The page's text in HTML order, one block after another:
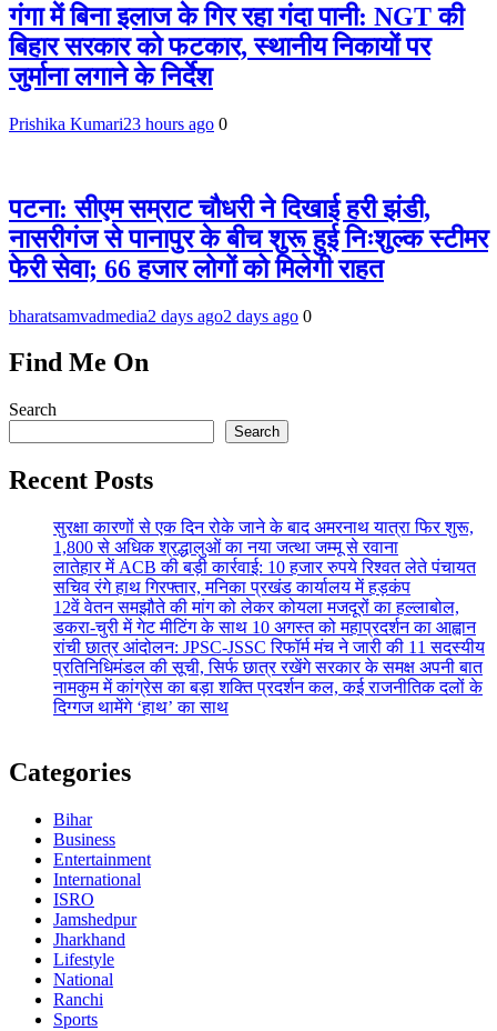
गंगा में बिना इलाज के गिर रहा गंदा पानी: NGT की
बिहार सरकार को फटकार, स्थानीय निकायों पर
जुर्माना लगाने के निर्देश
Prishika Kumari23 hours ago 0
पटना: सीएम सम्राट चौधरी ने दिखाई हरी झंडी,
नासरीगंज से पानापुर के बीच शुरू हुई निःशुल्क स्टीमर
फेरी सेवा; 66 हजार लोगों को मिलेगी राहत
bharatsamvadmedia2 days ago2 days ago 0
Find Me On
Search
Search
Recent Posts
सुरक्षा कारणों से एक दिन रोके जाने के बाद अमरनाथ यात्रा फिर शुरू,
1,800 से अधिक श्रद्धालुओं का नया जत्था जम्मू से रवाना
लातेहार में ACB की बड़ी कार्रवाई: 10 हजार रुपये रिश्वत लेते पंचायत
सचिव रंगे हाथ गिरफ्तार, मनिका प्रखंड कार्यालय में हड़कंप
12वें वेतन समझौते की मांग को लेकर कोयला मजदूरों का हल्लाबोल,
डकरा-चुरी में गेट मीटिंग के साथ 10 अगस्त को महाप्रदर्शन का आह्वान
रांची छात्र आंदोलन: JPSC-JSSC रिफॉर्म मंच ने जारी की 11 सदस्यीय
प्रतिनिधिमंडल की सूची, सिर्फ छात्र रखेंगे सरकार के समक्ष अपनी बात
नामकुम में कांग्रेस का बड़ा शक्ति प्रदर्शन कल, कई राजनीतिक दलों के
दिग्गज थामेंगे ‘हाथ’ का साथ
Categories
Bihar
Business
Entertainment
International
ISRO
Jamshedpur
Jharkhand
Lifestyle
National
Ranchi
Sports